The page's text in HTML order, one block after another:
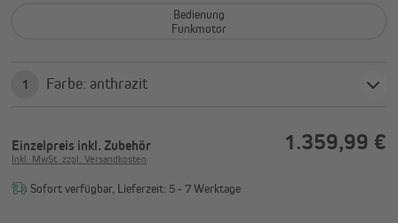
Bedienung
Funkmotor
1 Farbe: anthrazit
Einzelpreis inkl. Zubehör 1.359,99 €
Inkl. MwSt. zzgl. Versandkosten
Sofort verfügbar, Lieferzeit: 5 - 7 Werktage